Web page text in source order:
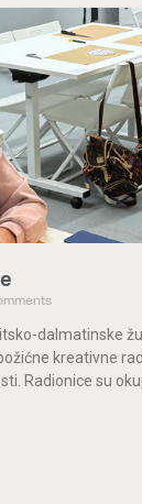
dalmatinske
kreativne
Radionice su